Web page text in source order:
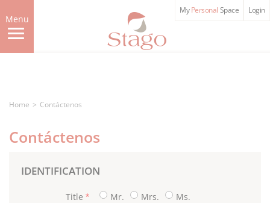
to
main
content
Menu
MyPersonal Space Login
Home Contáctenos
Contáctenos
IDENTIFICATION
Title Mr. Mrs.
Ms.